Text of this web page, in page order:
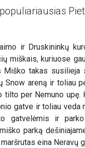
ir Druskininkų
miškais, kuriuose
Miško takas susilieja
Snow areną ir toliau
tilto per Nemuno upę.
gatve ir toliau veda
gatvelėmis ir
parką
eina Neravų